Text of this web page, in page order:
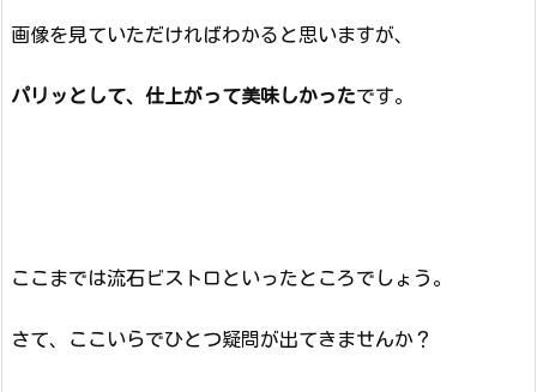
画像を見ていただければわかると思いますが、
パリッとして、仕上がって美味しかったです。
ここまでは流石ビストロといったところでしょう。
さて、ここいらでひとつ疑問が出てきませんか？